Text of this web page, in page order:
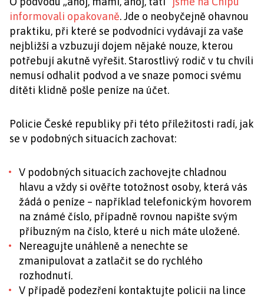
informovali opakovaně. Jde o neobyčejně ohavnou
praktiku, při které se podvodníci vydávají za vaše
nejbližší a vzbuzují dojem nějaké nouze, kterou
potřebují akutně vyřešit. Starostlivý rodič v tu chvíli
nemusí odhalit podvod a ve snaze pomoci svému
dítěti klidně pošle peníze na účet.
Policie České republiky při této příležitosti radí, jak
se v podobných situacích zachovat:
V podobných situacích zachovejte chladnou
hlavu a vždy si ověřte totožnost osoby, která vás
žádá o peníze – například telefonickým hovorem
na známé číslo, případně rovnou napište svým
příbuzným na číslo, které u nich máte uložené.
Nereagujte unáhleně a nenechte se
zmanipulovat a zatlačit se do rychlého
rozhodnutí.
V případě podezření kontaktujte policii na lince